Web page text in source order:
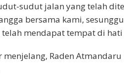
sudut jalan yang telah
bersama kami,
telah mendapat tempat di
menjelang, Raden